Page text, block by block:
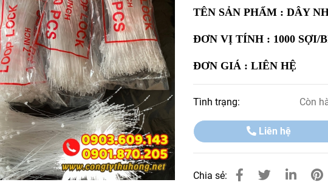
TÊN SẢN PHẨM : DÂY
ĐƠN VỊ TÍNH : 1000 SỢI/
ĐƠN GIÁ :LIÊN HỆ
Tình trạng: Còn
Liên hệ
Chia sẻ: